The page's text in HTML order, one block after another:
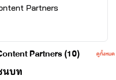
Partners
Partners (10) ดูทั้งหมด
นบท